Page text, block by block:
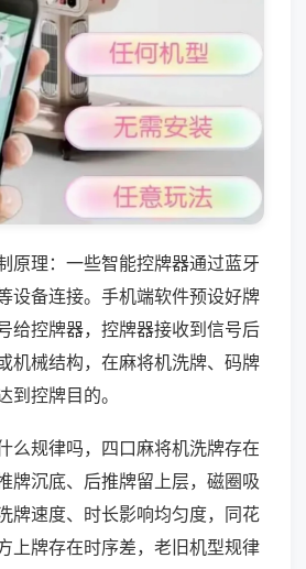
原理：一些智能控牌器通过蓝牙
设备连接。手机端软件预设好牌
给控牌器，控牌器接收到信号后
机械结构，在麻将机洗牌、码牌
到控牌目的。
么规律吗，四口麻将机洗牌存在
牌沉底、后推牌留上层，磁圈吸
牌速度、时长影响均匀度，同花
上牌存在时序差，老旧机型规律